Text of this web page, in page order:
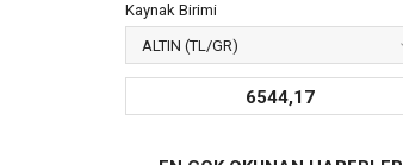
Kaynak Birimi
6544,17